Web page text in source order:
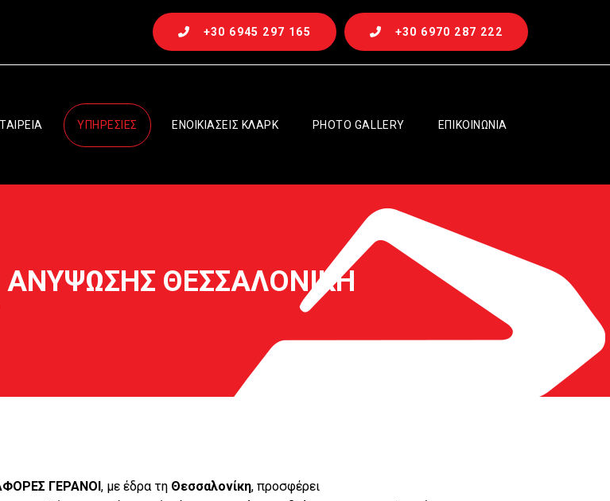
+30 6970 287 222
+30 6945 297 165
ΥΠΗΡΕΣΙΕΣ ΕΝΟΙΚΙΑΣΕΙΣ ΚΛΑΡΚ PHOTO GALLERY EΠΙΚΟΙΝΩΝΙΑ
ΑΝΥΨΩΣΗΣ ΘΕΣΣΑΛΟΝΙΚΗ
ΓΕΡΑΝΟΙ , με έδρα τη Θεσσαλονίκη, προσφέρει